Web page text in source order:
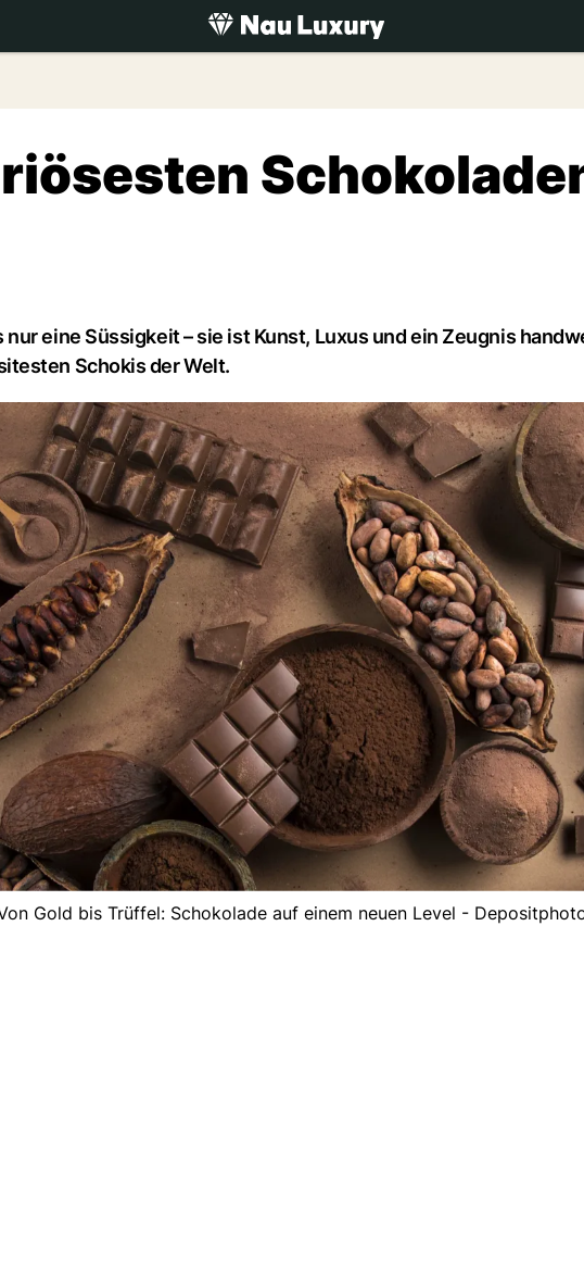
luxury.NAU.ch
nur eine Süssigkeit – sie ist Kunst, Luxus und ein Zeugnis
Schokis der Welt.
Gold bis Trüffel: Schokolade auf einem neuen Level -